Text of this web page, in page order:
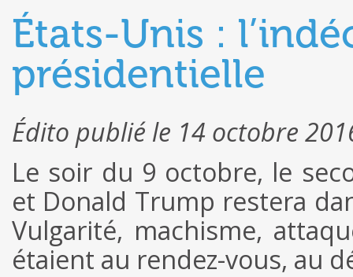
États-Unis :
présidentielle
Édito publié le 14 octobre
Le soir du 9 octobre, le
et Donald Trump restera
Vulgarité, machisme,
étaient au rendez-vous, au